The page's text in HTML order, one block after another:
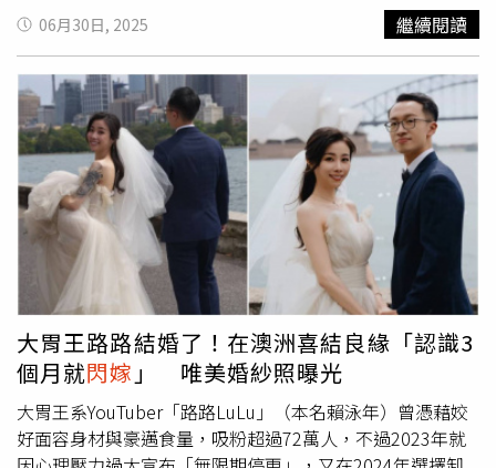
人充滿了媽媽的溫柔氛圍。當天她跟好姊妹宋芸樺、夏于
喬、楊謹華出席台北電影節講座，大聊演藝生涯跟人生的轉
變，坦言懷孕其實不在計畫內，「很幸運有機會做這件事
情。」還透露預產期預計落在11月金馬獎前後。一結束活
動，她便走到會場外，見到一旁等候多時的白色賓士轎車，
相當順手地打開副駕駛車門入座。仔細一瞧，身旁駕駛座上
坐的正是老公連晨翔，夫妻倆一起跟工作人員揮手說再見，
便駕車離開中山堂。劉品言結束活動後有專車接送，駕駛座
上的正是老公連晨翔。（圖／本刊攝影組）告別工作人員
後，劉品言和助理搭著連晨翔的車離開。經過10幾分鐘車
程，車子停在大安區一處商業大樓門口，劉品言和助理一下
車便炯炯有神地看著後面的車輛，發現被跟拍的她們不動聲
色，走進商業大樓內。10分鐘後，劉品言換了一身黑色連身
裝，戴上口罩，換上好走的平底鞋，與助理換搭乘多元計程
車至信義區的百貨公司。劉品言換上一身黑色長洋裝，前往
百貨公司購物。（圖／本刊攝影組）劉品言下月5日將在台
北電影節頒獎典禮擔任主持人，先前主持過金鐘的她，對於
06月30日, 2025 繼續閱讀
大胃王路路結婚了！在澳洲喜結良緣「認識3
個月就閃嫁 」 唯美婚紗照曝光
大胃王系YouTuber「路路LuLu」（本名賴泳年）曾憑藉姣
好面容身材與豪邁食量，吸粉超過72萬人，不過2023年就